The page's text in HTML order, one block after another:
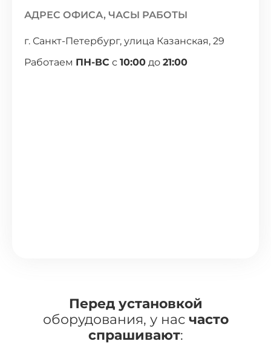
АДРЕС ОФИСА, ЧАСЫ РАБОТЫ
г. Санкт-Петербург, улица Казанская, 29
Работаем ПН-ВС с 10:00 до 21:00
Перед установкой
оборудования, у нас часто
спрашивают: